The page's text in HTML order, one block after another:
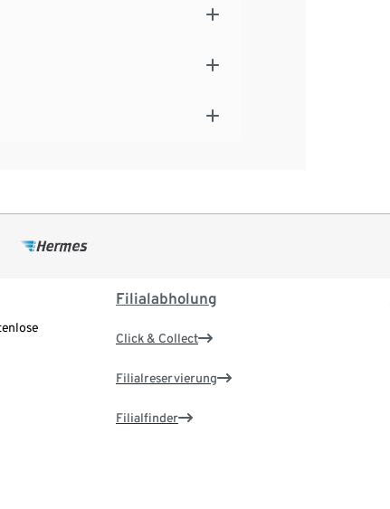
Filialabholung
Click & Collect
Filialreservierung
Filialfinder